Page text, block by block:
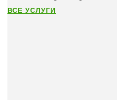
ВСЕ УСЛУГИ